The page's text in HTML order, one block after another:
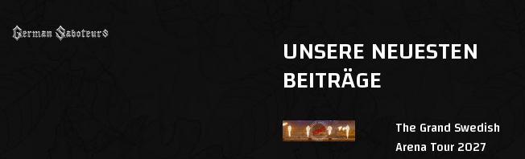
UNSERE NEUESTEN
BEITRÄGE
The Grand Swedish
Arena Tour 2027